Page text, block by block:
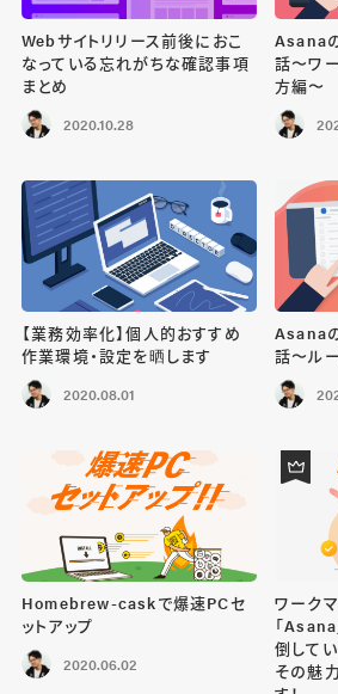
Webサイトリリース前後におこ
なっている忘れがちな確認事項
まとめ
2020.10.28
Asana
話〜ワ
方編〜
【業務効率化】個人的おすすめ
作業環境・設定を晒します
2020.08.01
Asana
話〜ル
Homebrew-caskで爆速PCセ
ットアップ
2020.06.02
ワーク
「
倒して
その魅